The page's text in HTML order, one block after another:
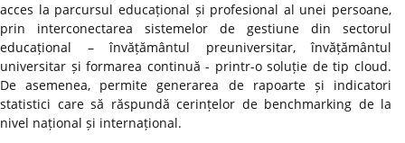
acces la parcursul educațional și profesional al unei persoane,
prin interconectarea sistemelor de gestiune din sectorul
educațional – învățământul preuniversitar, învățământul
universitar și formarea continuă - printr-o soluție de tip cloud.
De asemenea, permite generarea de rapoarte și indicatori
statistici care să răspundă cerințelor de benchmarking de la
nivel național și internațional.